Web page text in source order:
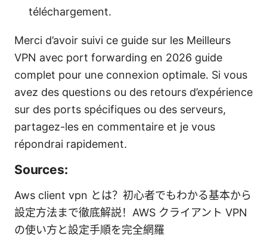
téléchargement.
Merci d’avoir suivi ce guide sur les Meilleurs
VPN avec port forwarding en 2026 guide
complet pour une connexion optimale. Si vous
avez des questions ou des retours d’expérience
sur des ports spécifiques ou des serveurs,
partagez-les en commentaire et je vous
répondrai rapidement.
Sources:
Aws client vpn とは？初心者でもわかる基本から
設定方法まで徹底解説！AWS クライアント VPN
の使い方と設定手順を完全網羅